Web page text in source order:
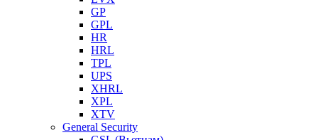
GP
GPL
HR
HRL
TPL
UPS
XHRL
XPL
XTV
General Security